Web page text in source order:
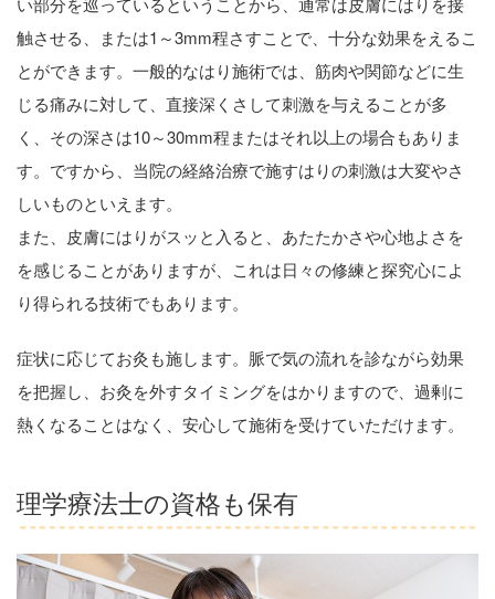
触させる、または1～3mm程さすことで、十分な効果をえるこ
とができます。一般的なはり施術では、筋肉や関節などに生
じる痛みに対して、直接深くさして刺激を与えることが多
く、その深さは10～30mm程またはそれ以上の場合もありま
す。ですから、当院の経絡治療で施すはりの刺激は大変やさ
しいものといえます。
また、皮膚にはりがスッと入ると、あたたかさや心地よさを
を感じることがありますが、これは日々の修練と探究心によ
り得られる技術でもあります。
症状に応じてお灸も施します。脈で気の流れを診ながら効果
を把握し、お灸を外すタイミングをはかりますので、過剰に
熱くなることはなく、安心して施術を受けていただけます。
理学療法士の資格も保有